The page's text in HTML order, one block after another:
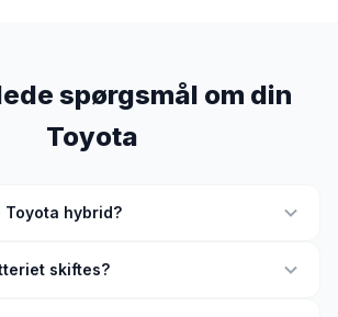
spørgsmål om din
Toyota
Toyota hybrid?
skiftes?